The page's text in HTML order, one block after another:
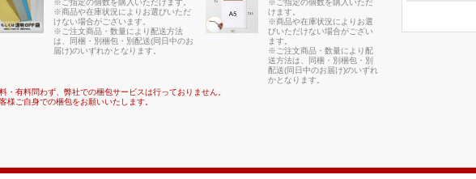
※ご指定の個数を購入いただけます。
※商品や在庫状況によりお選びいただ
けない場合がございます。
※ご注文商品・数量により配送方法
は、同梱・別梱包・別配送(同日中のお
届け)のいずれかとなります。
※ご指定の個数を購入いただ
けます。
※商品や在庫状況によりお選
びいただけない場合がござい
ます。
※ご注文商品・数量により配
送方法は、同梱・別梱包・別
配送(同日中のお届け)のいずれ
かとなります。
・有料問わず、弊社での梱包サービスは行っておりません。
様ご自身での梱包をお願いいたします。